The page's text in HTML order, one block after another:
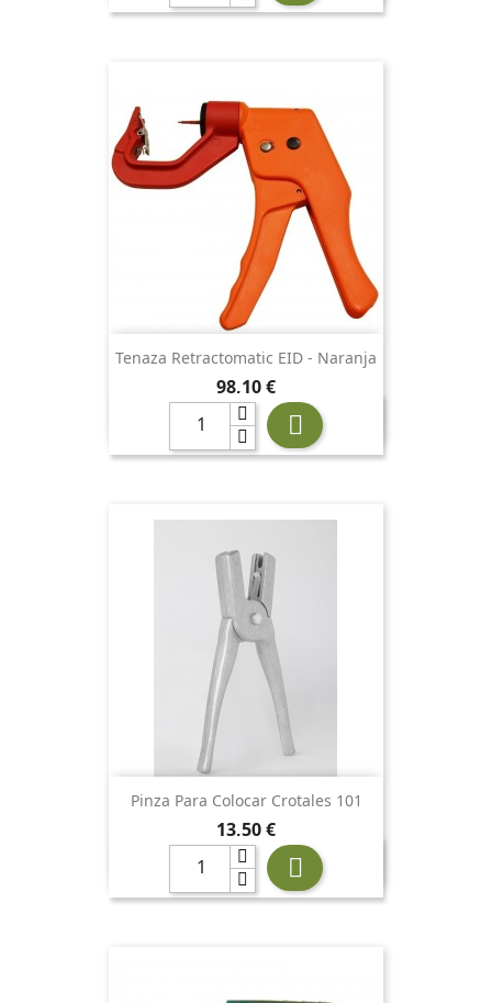
Tenaza Retractomatic EID - Naranja
Precio
98,10 €

Pinza Para Colocar Crotales 101
Precio
13,50 €
